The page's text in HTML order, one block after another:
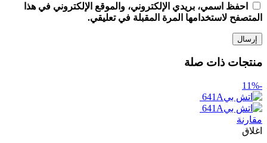
احفظ اسمي، بريدي الإلكتروني، والموقع الإلكتروني في هذا
المتصفح لاستخدامها المرة المقبلة في تعليقي.
منتجات ذات صلة
-11%
مقارنة
اغلاق